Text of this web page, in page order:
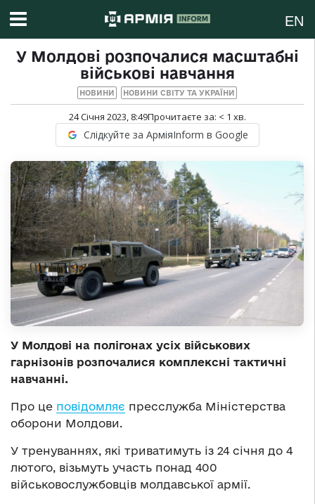
EN
У Молдові розпочалися масштабні
військові навчання
НОВИНИ НОВИНИ СВІТУ ТА УКРАЇНИ
24 Січня 2023, 8:49Прочитаєте за: < 1 хв.
Слідкуйте за АрміяInform в Google
У Молдові на полігонах усіх військових
гарнізонів розпочалися комплексні тактичні
навчанні.
Про це повідомляє пресслужба Міністерства
оборони Молдови.
У тренуваннях, які триватимуть із 24 січня до 4
лютого, візьмуть участь понад 400
військовослужбовців молдавської армії.